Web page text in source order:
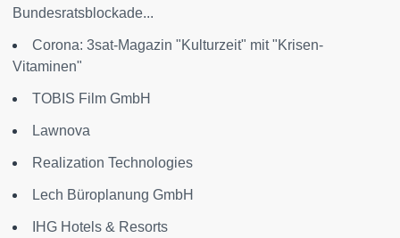
Bundesratsblockade...
Corona: 3sat-Magazin "Kulturzeit" mit "Krisen-
Vitaminen"
TOBIS Film GmbH
Lawnova
Realization Technologies
Lech Büroplanung GmbH
IHG Hotels & Resorts